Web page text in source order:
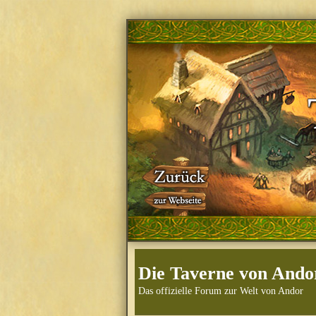
Die Taverne von
Das offizielle Forum zur Welt von Andor